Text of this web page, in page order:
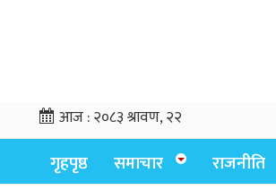
आज :२०८३ श्रावण, २२
गृहपृष्ठ समाचार राजनीति